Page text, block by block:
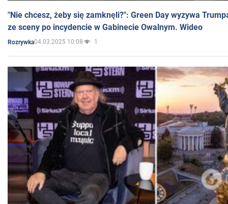
"Nie chcesz, żeby się zamknęli?": Green Day wyzywa
ze sceny po incydencie w Gabinecie Owalnym. Wideo
Rozrywka04.03.2025 10:08 1